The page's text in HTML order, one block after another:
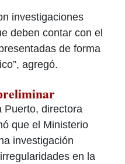
investigaciones
deben contar con el
de forma
agregó.
Puerto, directora
que el Ministerio
investigación
en la